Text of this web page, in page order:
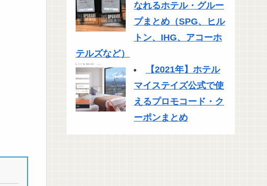
なれるホテル・グルー
プまとめ（SPG、ヒル
トン、IHG、アコーホ
テルズなど）
【2021年】ホテル
マイステイズ公式で使
えるプロモコード・ク
ーポンまとめ